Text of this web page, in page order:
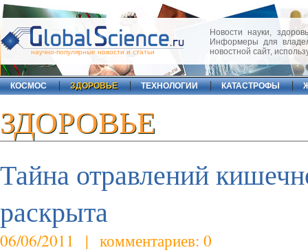
научно-популярные новости и статьи
Новости науки,
Информеры для
новостной сайт,
КОСМОС ЗДОРОВЬЕ ТЕХНОЛОГИИ КАТАСТРОФЫ
ЗДОРОВЬЕ
Тайна отравлений
раскрыта
06/06/2011 | комментариев: 0